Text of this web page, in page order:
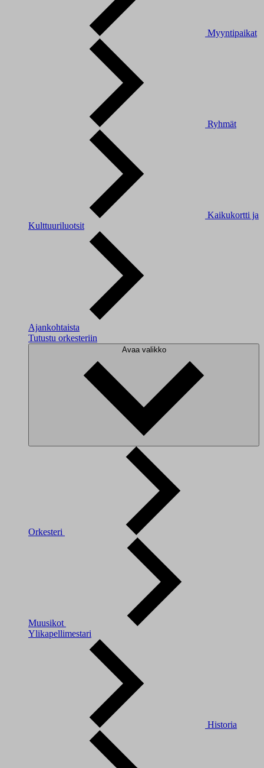
Myyntipaikat
Ryhmät
Kaikukortti ja
Kulttuuriluotsit
Ajankohtaista
Tutustu orkesteriin
Avaa valikko
Orkesteri
Muusikot
Ylikapellimestari
Historia